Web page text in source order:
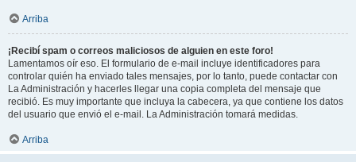
Arriba
¡Recibí spam o correos maliciosos de alguien en este foro!
Lamentamos oír eso. El formulario de e-mail incluye identificadores para
controlar quién ha enviado tales mensajes, por lo tanto, puede contactar con
La Administración y hacerles llegar una copia completa del mensaje que
recibió. Es muy importante que incluya la cabecera, ya que contiene los datos
del usuario que envió el e-mail. La Administración tomará medidas.
Arriba